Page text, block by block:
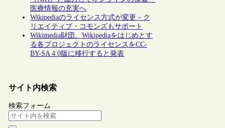
医療情報の充実へ
Wikipediaのライセンス方式が変更－ク
リエイティブ・コモンズもサポート
Wikimedia財団、Wikipediaをはじめとす
る各プロジェクトのライセンスをCC-
BY-SA 4.0版に移行すると発表
サイト内検索
検索フォーム